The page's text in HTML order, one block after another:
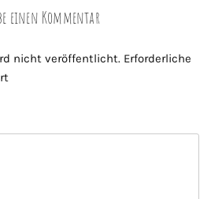
einen Kommentar
nicht veröffentlicht. Erforderliche